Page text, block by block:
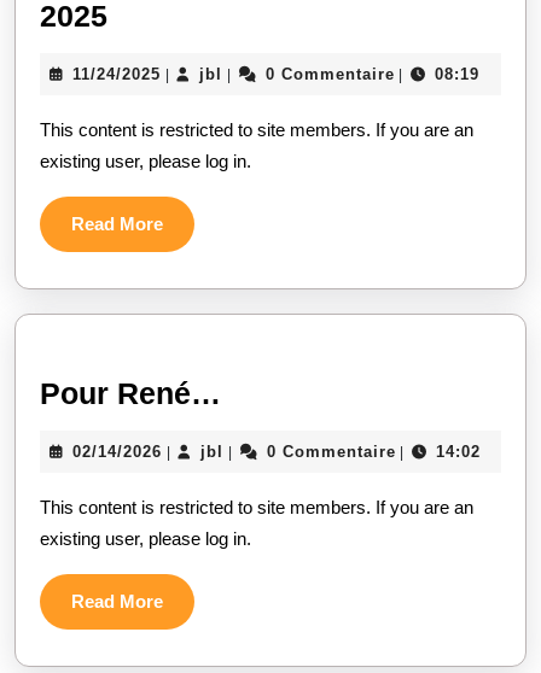
2025
11/24/2025 | jbl | 0 Commentaire | 08:19
This content is restricted to site members. If you are an
existing user, please log in.
Read More
Pour René…
02/14/2026 | jbl | 0 Commentaire | 14:02
This content is restricted to site members. If you are an
existing user, please log in.
Read More